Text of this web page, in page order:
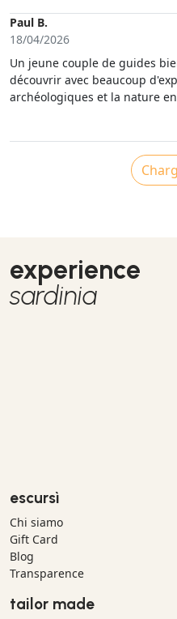
Paul B.
18/04/2026
Un jeune couple de guides
découvrir avec beaucoup
archéologiques et la nature
accompagné de différentes
dame bien chaleureuse au
experience
sardinia
escursì
Chi siamo
Gift Card
Blog
Transparence
tailor made